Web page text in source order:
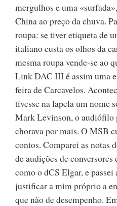
mergulhos e uma
China ao preço da chuva.
roupa: se tiver etiqueta de
italiano custa os olhos da
mesma roupa vende-se ao
Link DAC III é assim uma
feira de Carcavelos.
tivesse na lapela um nome
Mark Levinson, o audiófilo
chorava por mais. O MSB
contos. Comparei as notas
de audições de
como o dCS Elgar, e
justificar a mim próprio a
que não de desempenho.